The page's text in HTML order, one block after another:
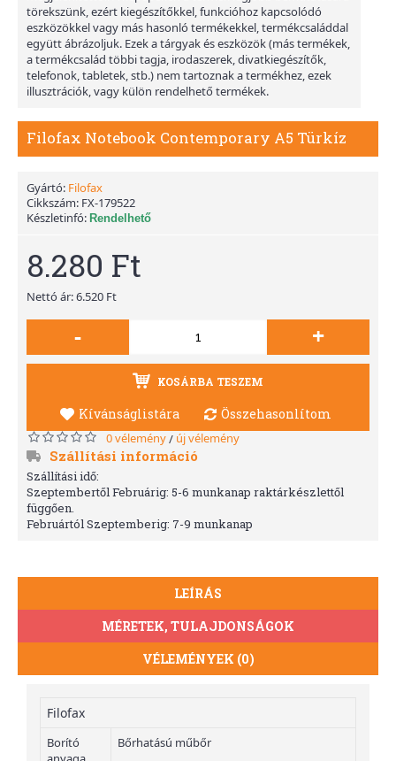
törekszünk, ezért kiegészítőkkel, funkcióhoz kapcsolódó
eszközökkel vagy más hasonló termékekkel, termékcsaláddal
együtt ábrázoljuk. Ezek a tárgyak és eszközök (más termékek,
a termékcsalád többi tagja, irodaszerek, divatkiegészítők,
telefonok, tabletek, stb.) nem tartoznak a termékhez, ezek
illusztrációk, vagy külön rendelhető termékek.
Filofax Notebook Contemporary A5 Türkíz
Gyártó: Filofax
Cikkszám: FX-179522
Készletinfó: Rendelhető
8.280 Ft
Nettó ár: 6.520 Ft
- +
KOSÁRBA TESZEM
Kívánságlistára Összehasonlítom
0 vélemény/ új vélemény
Szállítási információ
Szállítási idő:
Szeptembertől Februárig: 5-6 munkanap raktárkészlettől
függően.
Februártól Szeptemberig: 7-9 munkanap
LEÍRÁS
MÉRETEK, TULAJDONSÁGOK
VÉLEMÉNYEK (0)
Filofax
Borító
Bőrhatású műbőr